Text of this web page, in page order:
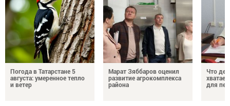
Погода в Татарстане 5
августа: умеренное тепло
и ветер
Марат Зяббаров оценил
развитие агрокомплекса
района
Что
для